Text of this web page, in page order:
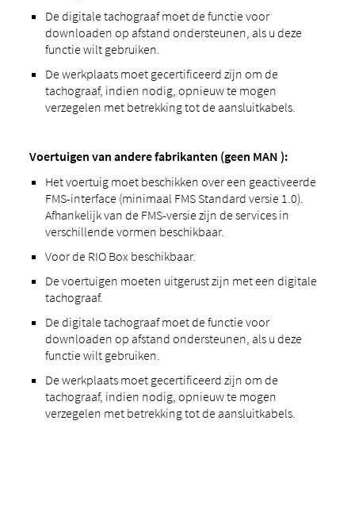
De digitale tachograaf moet de functie voor
downloaden op afstand ondersteunen, als u deze
functie wilt gebruiken.
De werkplaats moet gecertificeerd zijn om de
tachograaf, indien nodig, opnieuw te mogen
verzegelen met betrekking tot de aansluitkabels.
Voertuigen van andere fabrikanten (geen MAN ):
Het voertuig moet beschikken over een geactiveerde
FMS-interface (minimaal FMS Standard versie 1.0).
Afhankelijk van de FMS-versie zijn de services in
verschillende vormen beschikbaar.
Voor de RIO Box beschikbaar.
De voertuigen moeten uitgerust zijn met een digitale
tachograaf.
De digitale tachograaf moet de functie voor
downloaden op afstand ondersteunen, als u deze
functie wilt gebruiken.
De werkplaats moet gecertificeerd zijn om de
tachograaf, indien nodig, opnieuw te mogen
verzegelen met betrekking tot de aansluitkabels.